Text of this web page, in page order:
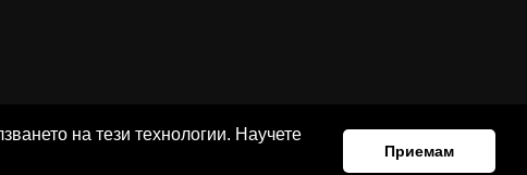
на тези технологии. Научете
Приемам
Contacts